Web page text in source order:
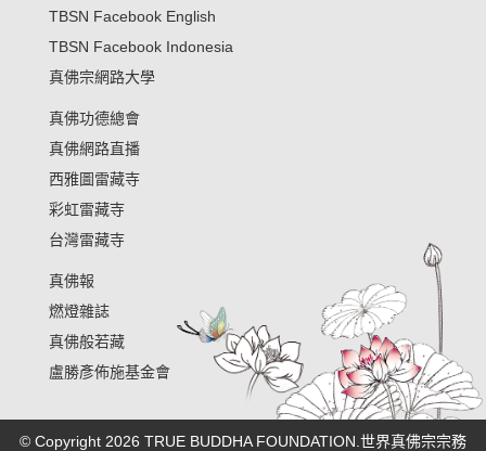
TBSN Facebook English
TBSN Facebook Indonesia
真佛宗網路大學
真佛功德總會
真佛網路直播
西雅圖雷藏寺
彩虹雷藏寺
台灣雷藏寺
真佛報
燃燈雜誌
真佛般若藏
盧勝彥佈施基金會
© Copyright 2026 TRUE BUDDHA FOUNDATION.世界真佛宗宗務